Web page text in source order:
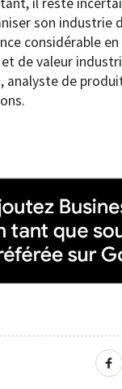
il reste
son industrie
considérable
de valeur
analyste de